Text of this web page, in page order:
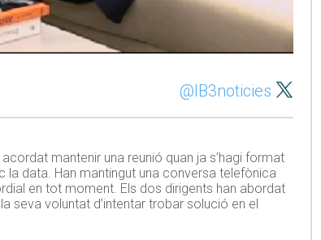
@IB3noticies
acordat mantenir una reunió quan ja s’hagi format
la data. Han mantingut una conversa telefònica
en tot moment. Els dos dirigents han abordat
seva voluntat d’intentar trobar solució en el